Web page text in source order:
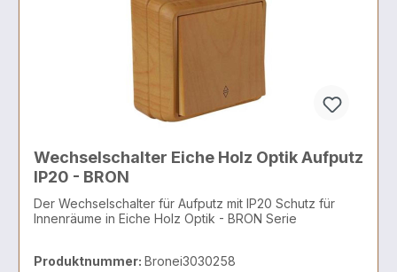
Wechselschalter Eiche Holz Optik Aufputz
IP20 - BRON
Der Wechselschalter für Aufputz mit IP20 Schutz für
Innenräume in Eiche Holz Optik - BRON Serie
Produktnummer: Bronei3030258